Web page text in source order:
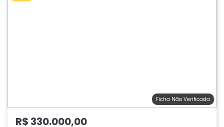
Ficha Não Verificada
R$ 330.000,00